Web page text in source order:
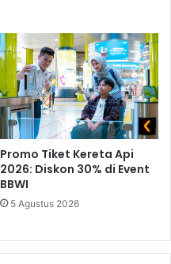
Promo Tiket Kereta Api
2026: Diskon 30% di Event
BBWI
5 Agustus 2026